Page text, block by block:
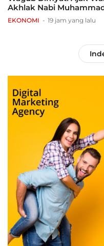
Akhlak Nabi
EKONOMI 19 jam yang lalu